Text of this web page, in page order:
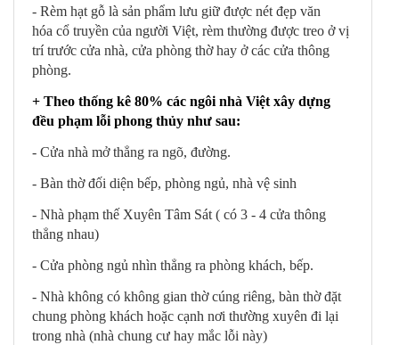
- Rèm hạt gỗ là sản phẩm lưu giữ được nét đẹp văn
hóa cổ truyền của người Việt, rèm thường được treo ở vị
trí trước cửa nhà, cửa phòng thờ hay ở các cửa thông
phòng.
+ Theo thống kê 80% các ngôi nhà Việt xây dựng
đều phạm lỗi phong thủy như sau:
- Cửa nhà mở thẳng ra ngõ, đường.
- Bàn thờ đối diện bếp, phòng ngủ, nhà vệ sinh
- Nhà phạm thế Xuyên Tâm Sát ( có 3 - 4 cửa thông
thẳng nhau)
- Cửa phòng ngủ nhìn thẳng ra phòng khách, bếp.
- Nhà không có không gian thờ cúng riêng, bàn thờ đặt
chung phòng khách hoặc cạnh nơi thường xuyên đi lại
trong nhà (nhà chung cư hay mắc lỗi này)